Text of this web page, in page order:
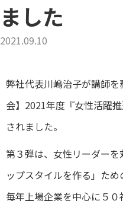
ました
2021.09.10
弊社代表川嶋治子が講師
会】2021年度『女性活躍
されました。
第３弾は、女性リーダー
ップスタイルを作る」ため
毎年上場企業を中心に５